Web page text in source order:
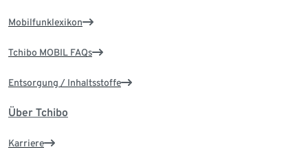
Mobilfunklexikon
Tchibo MOBIL FAQs
Entsorgung / Inhaltsstoffe
Über Tchibo
Karriere